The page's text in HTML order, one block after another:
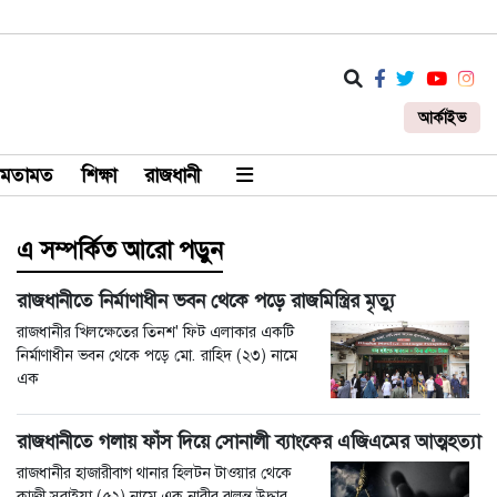
আর্কাইভ
মতামত শিক্ষা রাজধানী
এ সম্পর্কিত আরো পড়ুন
রাজধানীতে নির্মাণাধীন ভবন থেকে পড়ে রাজমিস্ত্রির মৃত্যু
রাজধানীর খিলক্ষেতের তিনশ' ফিট এলাকার একটি
নির্মাণাধীন ভবন থেকে পড়ে মো. রাহিদ (২৩) নামে
এক
রাজধানীতে গলায় ফাঁস দিয়ে সোনালী ব্যাংকের এজিএমের আত্মহত্যা
রাজধানীর হাজারীবাগ থানার হিলটন টাওয়ার থেকে